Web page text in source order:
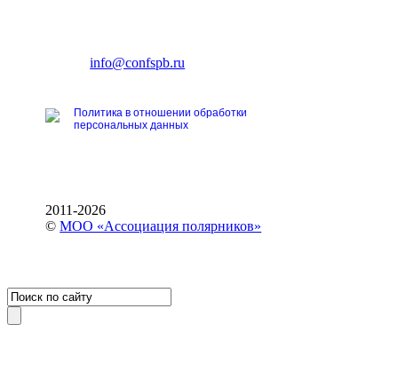
E-mail:info@confspb.ru
Политика в отношении обработки
персональных данных
2011-2026
©МОО «Ассоциация полярников»